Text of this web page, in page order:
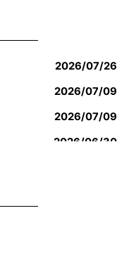
2026/07/26
2026/07/09
2026/07/09
2026/06/30